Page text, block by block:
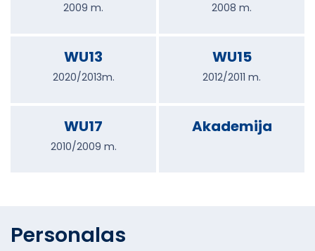
2009 m. 2008 m.
WU13
2020/2013m.
WU15
2012/2011 m.
WU17
2010/2009 m.
Akademija
Personalas